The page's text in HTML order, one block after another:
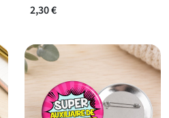
2,30 €